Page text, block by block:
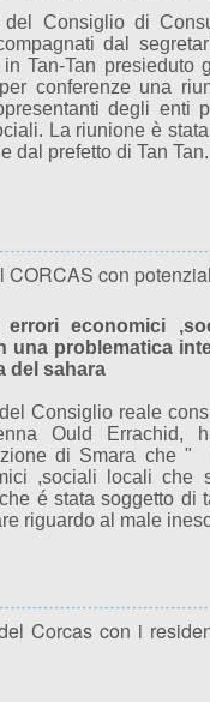
del Consiglio di
dal
Tan-Tan presieduto
conferenze una
degli enti
La riunione è
dal prefetto di Tan Tan.
CORCAS con
errori economici
una problematica
del sahara
del Consiglio reale
Ould Errachid,
di Smara che "
,sociali locali che
é stata soggetto di
riguardo al male
Corcas con i